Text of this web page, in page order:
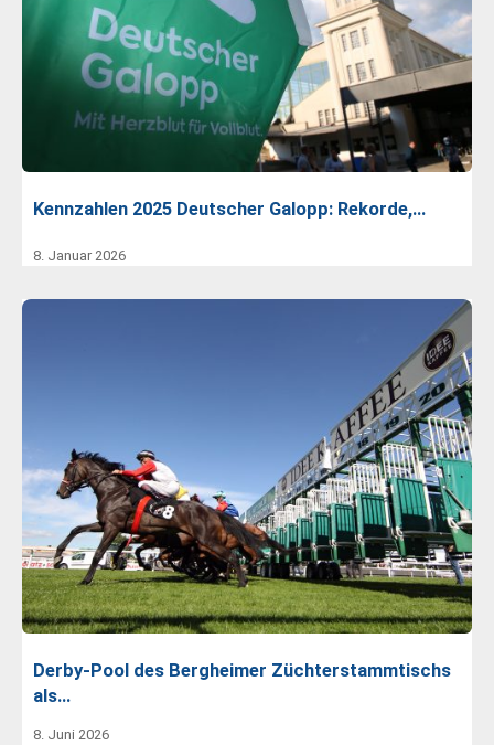
Kennzahlen 2025 Deutscher Galopp: Rekorde,…
8. Januar 2026
Derby-Pool des Bergheimer Züchterstammtischs
als…
8. Juni 2026